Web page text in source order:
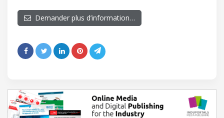
Demander plus d’information…